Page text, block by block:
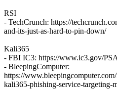
RSI
- TechCrunch: https://
and-its-just-as-hard-to-pin-down/
Kali365
- FBI IC3: https://www.ic3.gov/
- BleepingComputer:
https://
kali365-phishing-service-targeting-